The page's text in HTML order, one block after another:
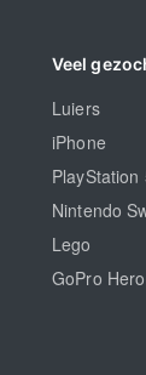
Veel
Luiers
iPhone
PlayStation
Nintendo
Lego
GoPro